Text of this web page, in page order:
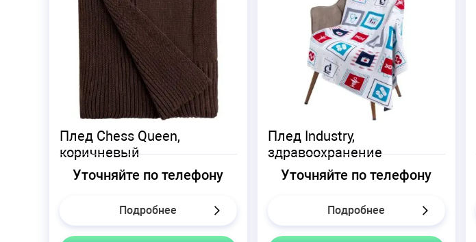
Плед Chess Queen,
коричневый
Уточняйте по телефону
Подробнее
Плед Industry,
здравоохранение
Уточняйте по телефону
Подробнее